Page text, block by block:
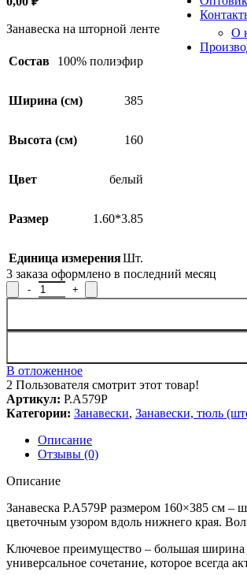
О
Занавеска на шторной ленте
Состав 100% полиэфир
Ширина (см) 385
Высота (см) 160
Цвет белый
Размер 1.60*3.85
Единица измеренияШт.
3 заказа оформлено в последний месяц
Количество товара Занавеска Р.А579Р,
В отложенное
2 Пользователя смотрит этот товар!
Артикул: Р.А579Р
Категории: Занавески, Занавески, тюль
Описание
Отзывы (0)
Описание
Занавеска Р.А579Р размером 160×385 см
цветочным узором вдоль нижнего края.
Ключевое преимущество – большая ширина
универсальное сочетание, которое всегда